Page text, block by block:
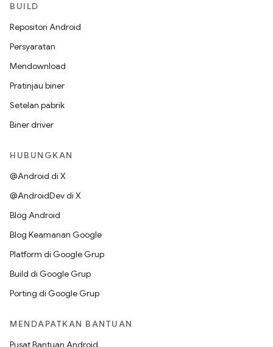
BUILD
Repositori Android
Persyaratan
Mendownload
Pratinjau biner
Setelan pabrik
Biner driver
HUBUNGKAN
@Android di X
@AndroidDev di X
Blog Android
Blog Keamanan Google
Platform di Google Grup
Build di Google Grup
Porting di Google Grup
MENDAPATKAN BANTUAN
Pusat Bantuan Android